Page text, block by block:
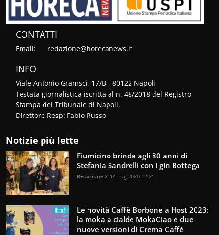
CONTATTI
Email: redazione@horecanews.it
INFO
Viale Antonio Gramsci, 17/B - 80122 Napoli
Testata giornalistica iscritta al n. 48/2018 del Registro
Stampa del Tribunale di Napoli.
Direttore Resp: Fabio Russo
Notizie più lette
Fiumicino brinda agli 80 anni di
Stefania Sandrelli con i gin Bottega
Redazione 2 14 Lug 2026 12:21
Le novità Caffè Borbone a Host 2023:
la moka a cialde MokaCiao e due
nuove versioni di Crema Caffè